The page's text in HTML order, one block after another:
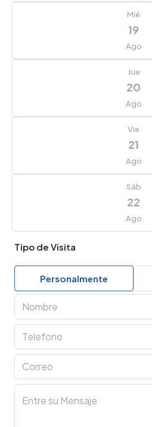
Mié
19
Ago
Jue
20
Ago
Vie
21
Ago
Sáb
22
Ago
Tipo de Visita
Personalmente